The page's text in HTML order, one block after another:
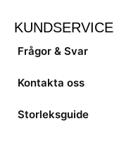
KUNDSERVICE
Frågor & Svar
Kontakta oss
Storleksguide